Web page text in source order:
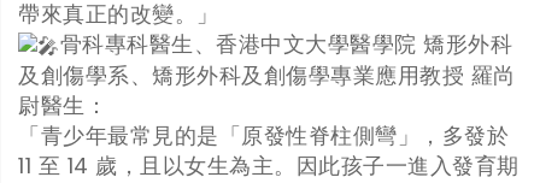
帶來真正的改變。」
骨科專科醫生、香港中文大學醫學院 矯形外科
及創傷學系、矯形外科及創傷學專業應用教授 羅尚
尉醫生：
「青少年最常見的是「原發性脊柱側彎」，多發於
11 至 14 歲，且以女生為主。因此孩子一進入發育期